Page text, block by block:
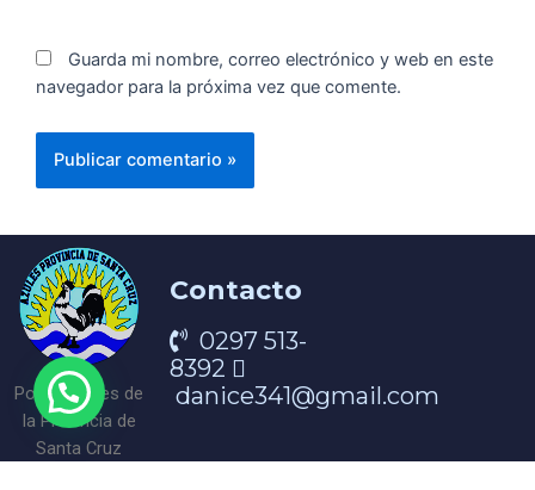
Guarda mi nombre, correo electrónico y web en este
navegador para la próxima vez que comente.
Portal Azules de
la Provincia de
Santa Cruz
Contacto
0297 513-
8392
danice341@gmail.com